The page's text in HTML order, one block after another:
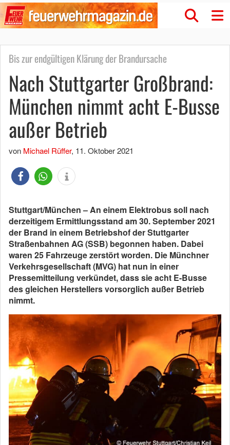
Bis zur endgültigen Klärung der Brandursache
Nach Stuttgarter Großbrand:
München nimmt acht E-Busse
außer Betrieb
von Michael Rüffer, 11. Oktober 2021
Stuttgart/München – An einem Elektrobus soll nach
derzeitigem Ermittlungsstand am 30. September 2021
der Brand in einem Betriebshof der Stuttgarter
Straßenbahnen AG (SSB) begonnen haben. Dabei
waren 25 Fahrzeuge zerstört worden. Die Münchner
Verkehrsgesellschaft (MVG) hat nun in einer
Pressemitteilung verkündet, dass sie acht E-Busse
des gleichen Herstellers vorsorglich außer Betrieb
nimmt.